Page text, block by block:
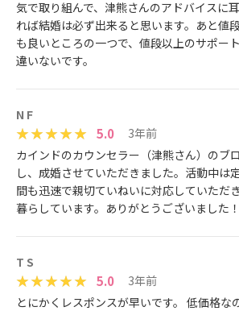
気で取り組んで、津熊さんのアドバイスに
れば結婚は必ず出来ると思います。あと値
も良いところの一つで、値段以上のサポー
違いないです。
N F
5.0
3年前
カインドのカウンセラー（津熊さん）のブ
し、成婚させていただきました。活動中は
間も迅速で親切ていねいに対応していただ
暮らしています。ありがとうございました！
T S
5.0
3年前
とにかくレスポンスが早いです。 低価格な